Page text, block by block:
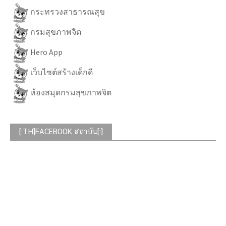
กระทรวงสาธารณสุข
กรมสุขภาพจิต
Hero App
เว็บไซต์สร้างเด็กดี
ห้องสมุดกรมสุขภาพจิต
[:TH]FACEBOOK สถาบัน[:]